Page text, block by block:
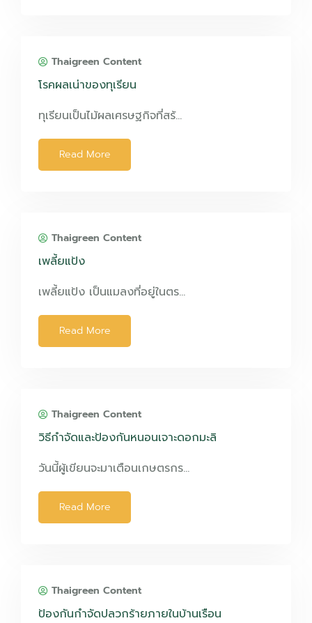
Thaigreen Content
โรคผลเน่าของทุเรียน
ทุเรียนเป็นไม้ผลเศรษฐกิจที่สร้…
Read More
Thaigreen Content
เพลี้ยแป้ง
เพลี้ยแป้ง เป็นแมลงที่อยู่ในตร…
Read More
Thaigreen Content
วิธีกำจัดและป้องกันหนอนเจาะดอกมะลิ
วันนี้ผู้เขียนจะมาเตือนเกษตรกร…
Read More
Thaigreen Content
ป้องกันกำจัดปลวกร้ายภายในบ้านเรือน